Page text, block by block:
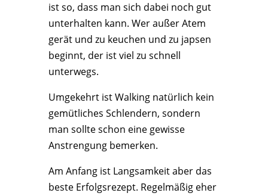
ist so, dass man sich dabei noch gut
unterhalten kann. Wer außer Atem
gerät und zu keuchen und zu japsen
beginnt, der ist viel zu schnell
unterwegs.
Umgekehrt ist Walking natürlich kein
gemütliches Schlendern, sondern
man sollte schon eine gewisse
Anstrengung bemerken.
Am Anfang ist Langsamkeit aber das
beste Erfolgsrezept. Regelmäßig eher